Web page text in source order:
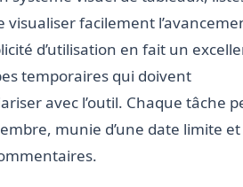
facilement
d’utilisation en fait un
temporaires qui doivent
avec l’outil. Chaque tâche
munie d’une date limite et